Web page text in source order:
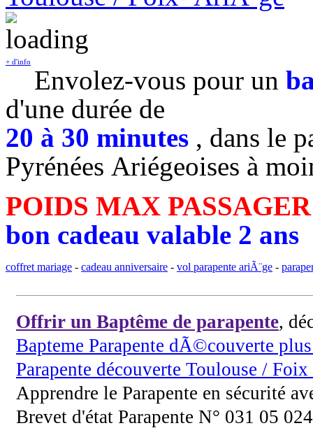
+ d'info
Envolez-vous pour un
d'une durée de
20 à 30 minutes , dans le
Pyrénées Ariégeoises à
POIDS MAX
bon cadeau valable 2 ans
coffret mariage - cadeau anniversaire - vol parapente ariÃ¨ge -
Offrir un Baptême de parapente,
Bapteme Parapente dÃ©couverte
Parapente découverte Toulouse /
Apprendre le Parapente en sécurité
Brevet d'état Parapente N° 031 05